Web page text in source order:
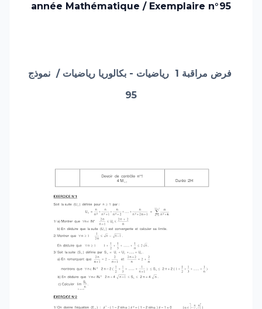
année Mathématique / Exemplaire n°95
فرض مراقبة 1 رياضيات - بكالوريا رياضيات / نموذج
95